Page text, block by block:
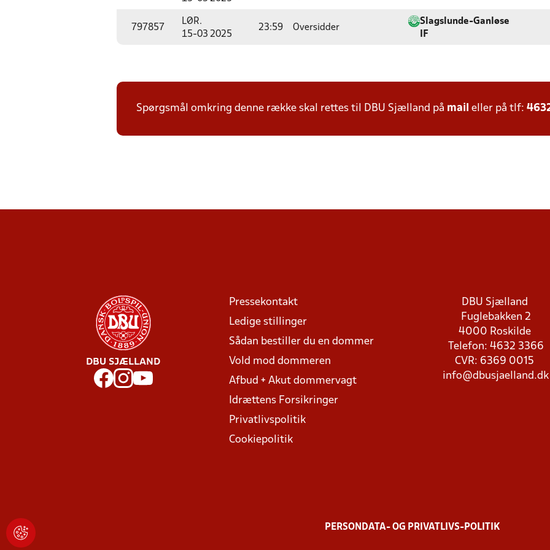
797857
LØR.
15-03 2025
23:59 Oversidder
Slagslunde-Ganløse
IF
Spørgsmål omkring denne række skal rettes til DBU Sjælland på mail eller på tlf:
DBU SJÆLLAND
Pressekontakt
Ledige stillinger
Sådan bestiller du en dommer
Vold mod dommeren
Afbud + Akut dommervagt
Idrættens Forsikringer
Privatlivspolitik
Cookiepolitik
DBU Sjælland
Fuglebakken 2
4000 Roskilde
Telefon: 4632 3366
CVR: 6369 0015
info@dbusjaelland.dk
PERSONDATA- OG PRIVATLIVS-POLITIK